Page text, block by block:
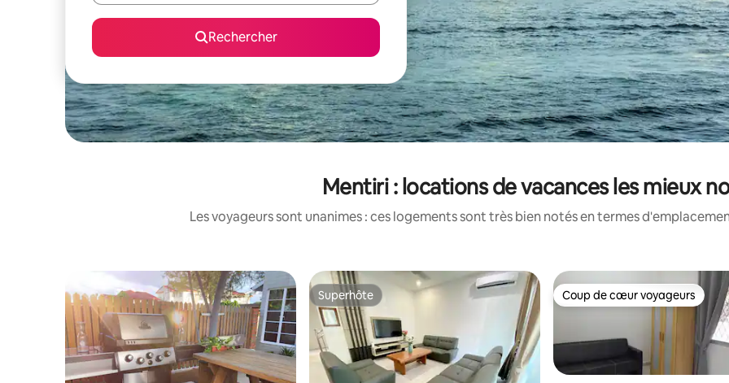
Rechercher
Mentiri : locations de vacances les mieux
Les voyageurs sont unanimes : ces logements sont très bien notés en termes
Superhôte
Superhôte Coup de cœur voyageurs
Coup de cœur voyageurs